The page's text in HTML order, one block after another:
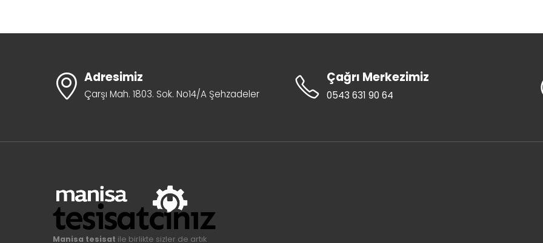
Adresimiz
Çarşı Mah. 1803. Sok. No14/A Şehzadeler
Çağrı Merkezimiz
0543 631 90 64
Manisa tesisat ile birlikte sizler de artık